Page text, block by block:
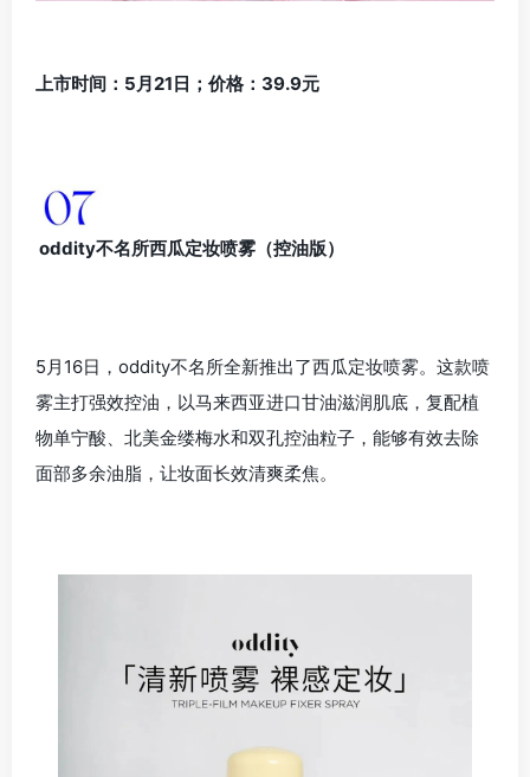
上市时间：5月21日；价格：39.9元
oddity不名所西瓜定妆喷雾（控油版）
5月16日，oddity不名所全新推出了西瓜定妆喷雾。这款喷
雾主打强效控油，以马来西亚进口甘油滋润肌底，复配植
物单宁酸、北美金缕梅水和双孔控油粒子，能够有效去除
面部多余油脂，让妆面长效清爽柔焦。